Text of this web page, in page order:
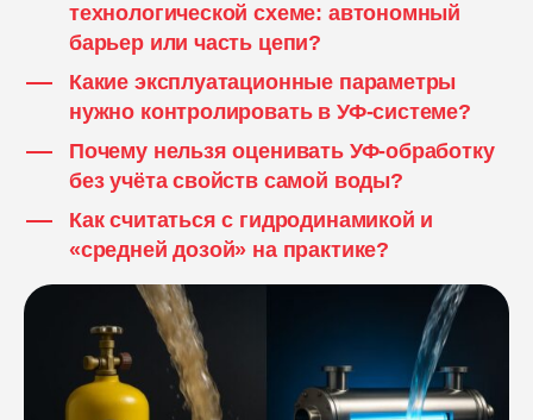
технологической схеме: автономный
барьер или часть цепи?
Какие эксплуатационные параметры
нужно контролировать в УФ-системе?
Почему нельзя оценивать УФ-обработку
без учёта свойств самой воды?
Как считаться с гидродинамикой и
«средней дозой» на практике?